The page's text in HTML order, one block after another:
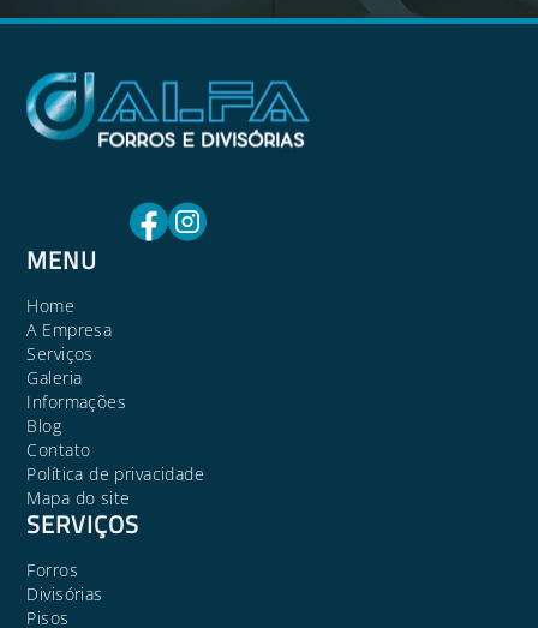
MENU
Home
A Empresa
Serviços
Galeria
Informações
Blog
Contato
Política de privacidade
Mapa do site
SERVIÇOS
Forros
Divisórias
Pisos